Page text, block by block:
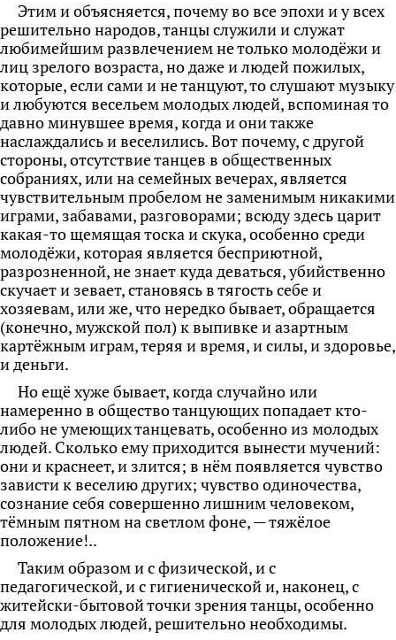
Этим и объясняется, почему во все эпохи и у всех
решительно народов, танцы служили и служат
любимейшим развлечением не только молодёжи и
лиц зрелого возраста, но даже и людей пожилых,
которые, если сами и не танцуют, то слушают музыку
и любуются весельем молодых людей, вспоминая то
давно минувшее время, когда и они также
наслаждались и веселились. Вот почему, с другой
стороны, отсутствие танцев в общественных
собраниях, или на семейных вечерах, является
чувствительным пробелом не заменимым никакими
играми, забавами, разговорами; всюду здесь царит
какая-то щемящая тоска и скука, особенно среди
молодёжи, которая является бесприютной,
разрозненной, не знает куда деваться, убийственно
скучает и зевает, становясь в тягость себе и
хозяевам, или же, что нередко бывает, обращается
(конечно, мужской пол) к выпивке и азартным
картёжным играм, теряя и время, и силы, и здоровье,
и деньги.
Но ещё хуже бывает, когда случайно или
намеренно в общество танцующих попадает кто-
либо не умеющих танцевать, особенно из молодых
людей. Сколько ему приходится вынести мучений:
они и краснеет, и злится; в нёмпоявляется чувство
зависти к веселию других; чувство одиночества,
сознание себя совершенно лишним человеком,
тёмным пятном на светлом фоне, — тяжёлое
положение!..
Таким образом и с физической, и с
педагогической, и с гигиенической и, наконец, с
житейски-бытовой точки зрения танцы, особенно
для молодых людей, решительно необходимы.